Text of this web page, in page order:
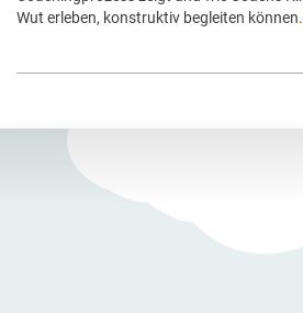
Wut erleben, konstruktiv begleiten können.